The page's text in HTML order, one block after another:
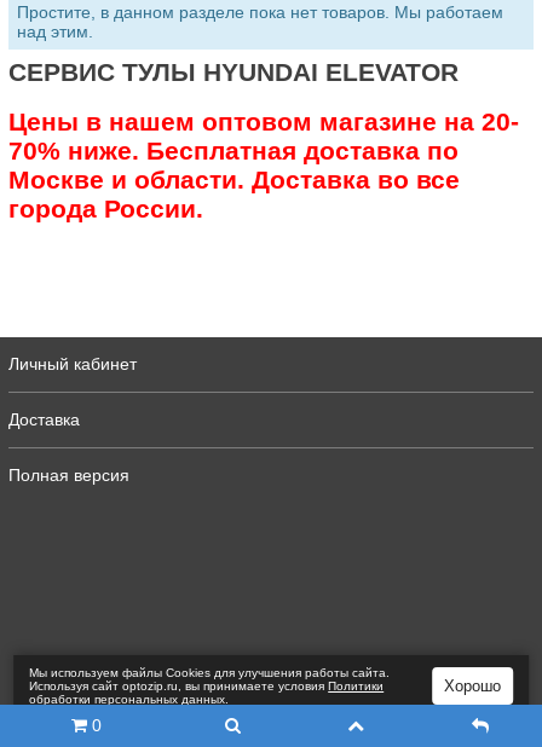
Простите, в данном разделе пока нет товаров. Мы работаем
над этим.
СЕРВИС ТУЛЫ HYUNDAI ELEVATOR
Цены в нашем оптовом магазине на 20-
70% ниже. Бесплатная доставка по
Москве и области. Доставка во все
города России.
Личный кабинет
Доставка
Полная версия
0
Мы используем файлы Сookies для улучшения работы сайта.
Используя сайт optozip.ru, вы принимаете условияПолитики
обработки персональных данных
Хорошо